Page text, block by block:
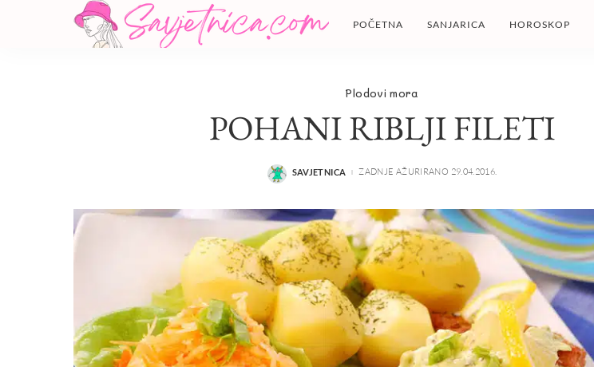
POČETNA SANJARICA HOROSKOP
Plodovi mora
POHANI RIBLJI FILETI
POSTED
SAVJETNICA ZADNJE AŽURIRANO 29.04.2016.